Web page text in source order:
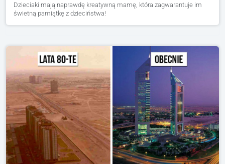
Dzieciaki mają naprawdę kreatywną mamę, która zagwarantuje im
świetną pamiątkę z dzieciństwa!